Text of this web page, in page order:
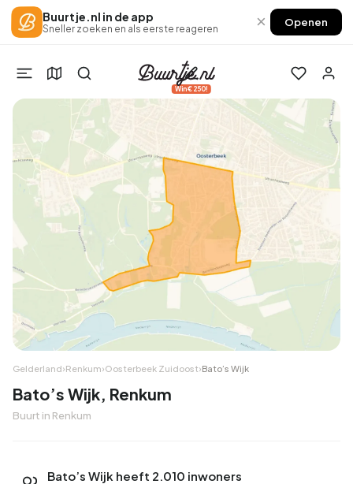
Buurtje.nl in de app
Sneller zoeken en als eerste reageren × Openen
Win €250!
Gelderland›Renkum›Oosterbeek Zuidoost›Bato’s Wijk
Bato’s Wijk, Renkum
Buurt in Renkum
Bato’s Wijk heeft 2.010 inwoners